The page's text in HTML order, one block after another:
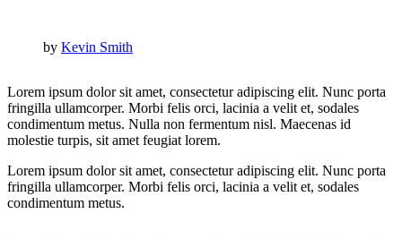
by Kevin Smith
Lorem ipsum dolor sit amet, consectetur adipiscing elit. Nunc porta
fringilla ullamcorper. Morbi felis orci, lacinia a velit et, sodales
condimentum metus. Nulla non fermentum nisl. Maecenas id
molestie turpis, sit amet feugiat lorem.
Lorem ipsum dolor sit amet, consectetur adipiscing elit. Nunc porta
fringilla ullamcorper. Morbi felis orci, lacinia a velit et, sodales
condimentum metus.